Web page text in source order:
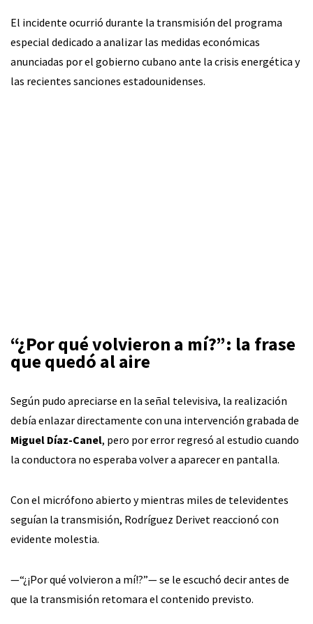
El incidente ocurrió durante la transmisión del programa
especial dedicado a analizar las medidas económicas
anunciadas por el gobierno cubano ante la crisis energética y
las recientes sanciones estadounidenses.
“¿Por qué volvieron a mí?”: la frase
que quedó al aire
Según pudo apreciarse en la señal televisiva, la realización
debía enlazar directamente con una intervención grabada de
Miguel Díaz-Canel, pero por error regresó al estudio cuando
la conductora no esperaba volver a aparecer en pantalla.
Con el micrófono abierto y mientras miles de televidentes
seguían la transmisión, Rodríguez Derivet reaccionó con
evidente molestia.
—“¿¡Por qué volvieron a mí!?”— se le escuchó decir antes de
que la transmisión retomara el contenido previsto.